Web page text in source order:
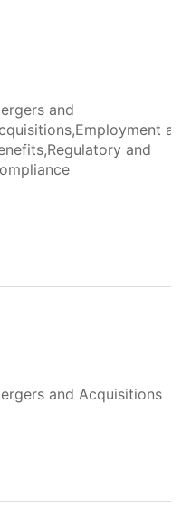
and
and
and
and Acquisitions